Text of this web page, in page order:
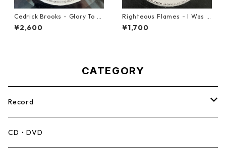
Cedrick Brooks - Glory To S
ounds【7-21786】
¥2,600
Righteous Flames - I Was B
orn To Be Loved【7-21191】
¥1,700
CATEGORY
Record
Mento,Calypso,Ballad
CD・DVD